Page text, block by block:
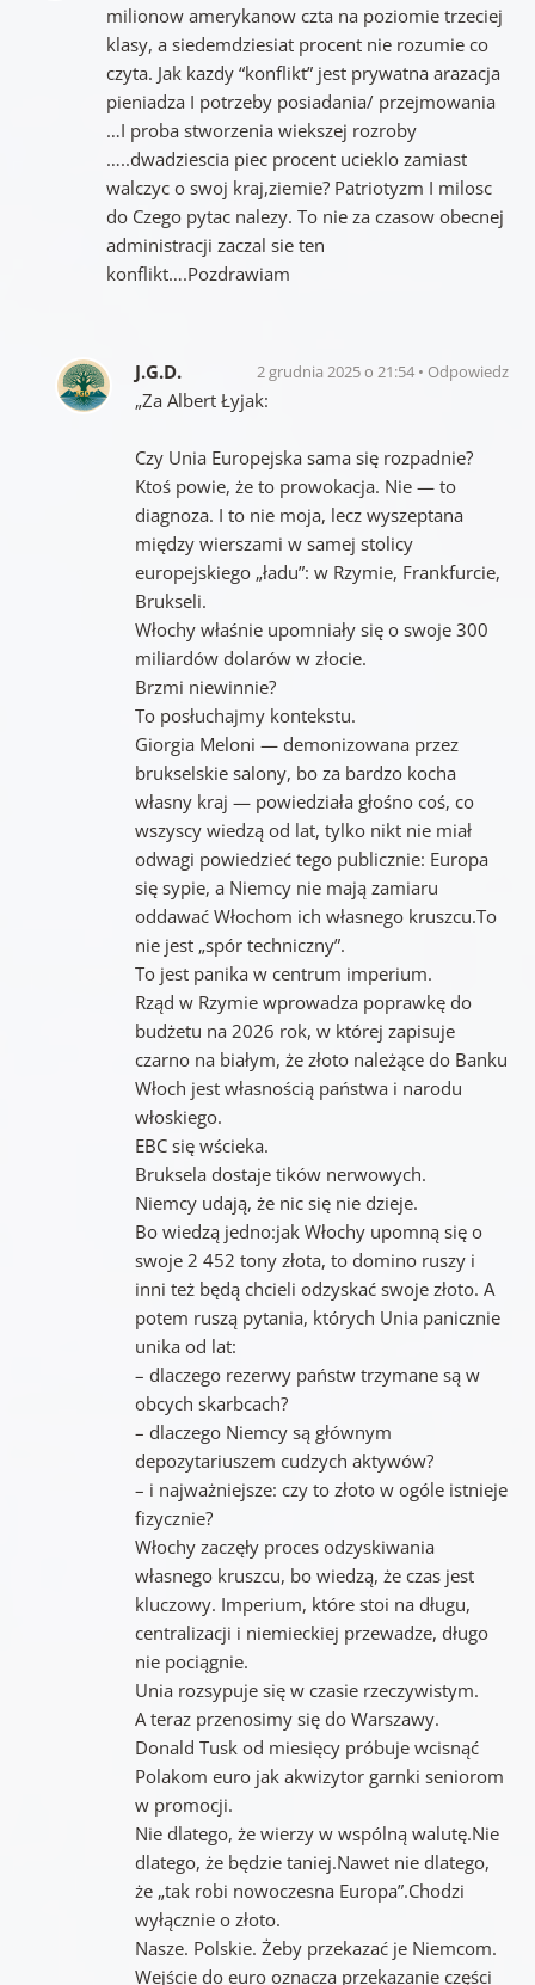
milionow amerykanow czta na poziomie trzeciej
klasy, a siedemdziesiat procent nie rozumie co
czyta. Jak kazdy “konflikt” jest prywatna arazacja
pieniadza I potrzeby posiadania/ przejmowania
…I proba stworzenia wiekszej rozroby
…..dwadziescia piec procent ucieklo zamiast
walczyc o swoj kraj,ziemie? Patriotyzm I milosc
do Czego pytac nalezy. To nie za czasow obecnej
administracji zaczal sie ten
konflikt….Pozdrawiam
J.G.D. 2 grudnia 2025 o 21:54 Odpowiedz
„Za Albert Łyjak:
Czy Unia Europejska sama się rozpadnie?
Ktoś powie, że to prowokacja. Nie — to
diagnoza. I to nie moja, lecz wyszeptana
między wierszami w samej stolicy
europejskiego „ładu”: w Rzymie, Frankfurcie,
Brukseli.
Włochy właśnie upomniały się o swoje 300
miliardów dolarów w złocie.
Brzmi niewinnie?
To posłuchajmy kontekstu.
Giorgia Meloni — demonizowana przez
brukselskie salony, bo za bardzo kocha
własny kraj — powiedziała głośno coś, co
wszyscy wiedzą od lat, tylko nikt nie miał
odwagi powiedzieć tego publicznie: Europa
się sypie, a Niemcy nie mają zamiaru
oddawać Włochom ich własnego kruszcu.To
nie jest „spór techniczny”.
To jest panika w centrum imperium.
Rząd w Rzymie wprowadza poprawkę do
budżetu na 2026 rok, w której zapisuje
czarno na białym, że złoto należące do Banku
Włoch jest własnością państwa i narodu
włoskiego.
EBC się wścieka.
Bruksela dostaje tików nerwowych.
Niemcy udają, że nic się nie dzieje.
Bo wiedzą jedno:jak Włochy upomną się o
swoje 2 452 tony złota, to domino ruszy i
inni też będą chcieli odzyskać swoje złoto. A
potem ruszą pytania, których Unia panicznie
unika od lat:
– dlaczego rezerwy państw trzymane są w
obcych skarbcach?
– dlaczego Niemcy są głównym
depozytariuszem cudzych aktywów?
– i najważniejsze: czy to złoto w ogóle istnieje
fizycznie?
Włochy zaczęły proces odzyskiwania
własnego kruszcu, bo wiedzą, że czas jest
kluczowy. Imperium, które stoi na długu,
centralizacji i niemieckiej przewadze, długo
nie pociągnie.
Unia rozsypuje się w czasie rzeczywistym.
A teraz przenosimy się do Warszawy.
Donald Tusk od miesięcy próbuje wcisnąć
Polakom euro jak akwizytor garnki seniorom
w promocji.
Nie dlatego, że wierzy w wspólną walutę.Nie
dlatego, że będzie taniej.Nawet nie dlatego,
że „tak robi nowoczesna Europa”.Chodzi
wyłącznie o złoto.
Nasze. Polskie. Żeby przekazać je Niemcom.
Wejście do euro oznacza przekazanie części